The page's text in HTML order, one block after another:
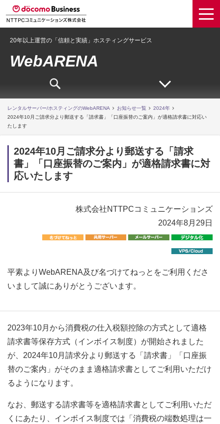
20年以上運営の「信頼と実績」ホスティングサービス
WebARENA
レンタルサーバー/ホスティングのWebARENA お知らせ一覧
2024年
2024年10月ご請求分より郵送する「請求書」「口座振替のご案内」が適格請求書に対応い
たします
2024年10月ご請求分より郵送する「請求
書」「口座振替のご案内」が適格請求書に対
応いたします
株式会社NTTPCコミュニケーションズ
2024年8月29日
平素よりWebARENA及び名づけてねっとをご利用くださ
いまして誠にありがとうございます。
2023年10月から消費税の仕入税額控除の方式として適格
請求書等保存方式（インボイス制度）が開始されました
が、2024年10月請求分より郵送する「請求書」「口座振
替のご案内」がそのまま適格請求書としてご利用いただけ
るようになります。
なお、郵送する請求書等を適格請求書としてご利用いただ
くにあたり、インボイス制度では「消費税の端数処理は一